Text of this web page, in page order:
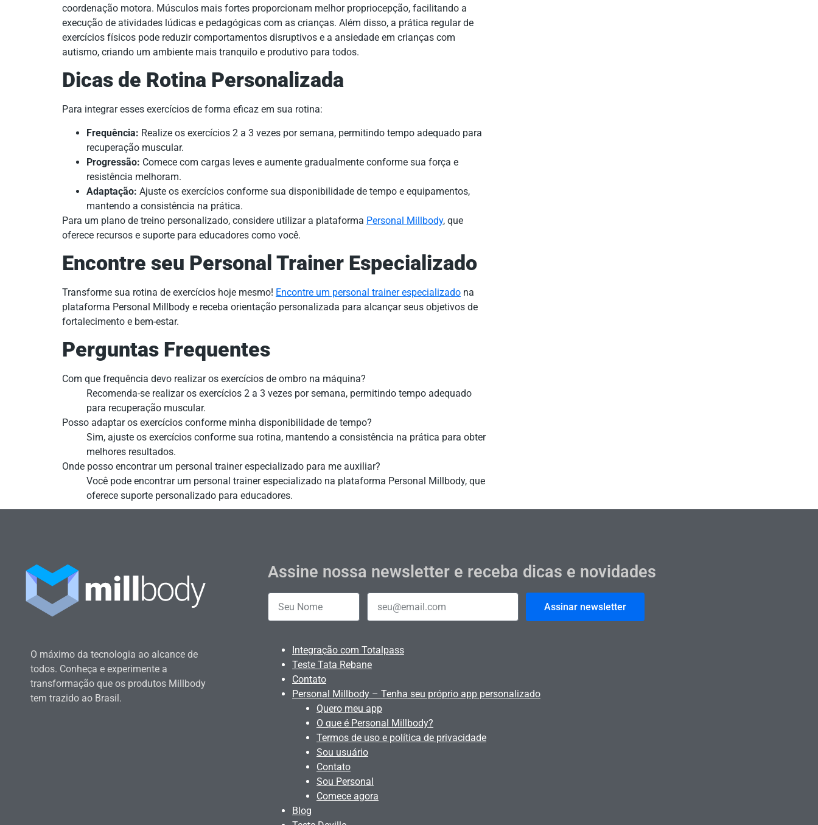
coordenação motora. Músculos mais fortes proporcionam melhor propriocepção, facilitando a
execução de atividades lúdicas e pedagógicas com as crianças. Além disso, a prática regular de
exercícios físicos pode reduzir comportamentos disruptivos e a ansiedade em crianças com
autismo, criando um ambiente mais tranquilo e produtivo para todos.
Dicas de Rotina Personalizada
Para integrar esses exercícios de forma eficaz em sua rotina:
Frequência: Realize os exercícios 2 a 3 vezes por semana, permitindo tempo adequado para
recuperação muscular.
Progressão: Comece com cargas leves e aumente gradualmente conforme sua força e
resistência melhoram.
Adaptação: Ajuste os exercícios conforme sua disponibilidade de tempo e equipamentos,
mantendo a consistência na prática.
Para um plano de treino personalizado, considere utilizar a plataforma Personal Millbody, que
oferece recursos e suporte para educadores como você.
Encontre seu Personal Trainer Especializado
Transforme sua rotina de exercícios hoje mesmo! Encontre um personal trainer especializado na
plataforma Personal Millbody e receba orientação personalizada para alcançar seus objetivos de
fortalecimento e bem-estar.
Perguntas Frequentes
Com que frequência devo realizar os exercícios de ombro na máquina?
Recomenda-se realizar os exercícios 2 a 3 vezes por semana, permitindo tempo adequado
para recuperação muscular.
Posso adaptar os exercícios conforme minha disponibilidade de tempo?
Sim, ajuste os exercícios conforme sua rotina, mantendo a consistência na prática para obter
melhores resultados.
Onde posso encontrar um personal trainer especializado para me auxiliar?
Você pode encontrar um personal trainer especializado na plataforma Personal Millbody, que
oferece suporte personalizado para educadores.
O máximo da tecnologia ao alcance de
todos. Conheça e experimente a
transformação que os produtos Millbody
tem trazido ao Brasil.
Assine nossa newsletter e receba dicas e novidades
Assinar newsletter
Integração com Totalpass
Teste Tata Rebane
Contato
Personal Millbody – Tenha seu próprio app personalizado
Quero meu app
O que é Personal Millbody?
Termos de uso e política de privacidade
Sou usuário
Contato
Sou Personal
Comece agora
Blog